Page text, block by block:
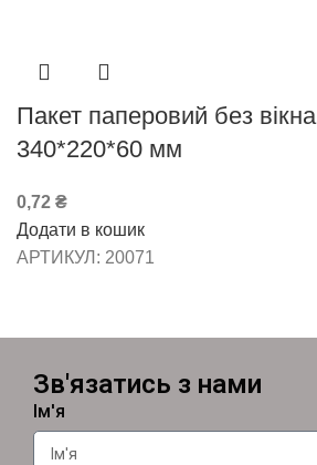
Пакет паперовий без вікна
340*220*60 мм
0,72 ₴
Додати в кошик
АРТИКУЛ: 20071
Зв'язатись з нами
Ім'я